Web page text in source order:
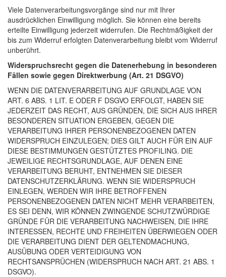
Viele Datenverarbeitungsvorgänge sind nur mit Ihrer
ausdrücklichen Einwilligung möglich. Sie können eine bereits
erteilte Einwilligung jederzeit widerrufen. Die Rechtmäßigkeit der
bis zum Widerruf erfolgten Datenverarbeitung bleibt vom Widerruf
unberührt.
Widerspruchsrecht gegen die Datenerhebung in besonderen
Fällen sowie gegen Direktwerbung (Art. 21 DSGVO)
WENN DIE DATENVERARBEITUNG AUF GRUNDLAGE VON
ART. 6 ABS. 1 LIT. E ODER F DSGVO ERFOLGT, HABEN SIE
JEDERZEIT DAS RECHT, AUS GRÜNDEN, DIE SICH AUS IHRER
BESONDEREN SITUATION ERGEBEN, GEGEN DIE
VERARBEITUNG IHRER PERSONENBEZOGENEN DATEN
WIDERSPRUCH EINZULEGEN; DIES GILT AUCH FÜR EIN AUF
DIESE BESTIMMUNGEN GESTÜTZTES PROFILING. DIE
JEWEILIGE RECHTSGRUNDLAGE, AUF DENEN EINE
VERARBEITUNG BERUHT, ENTNEHMEN SIE DIESER
DATENSCHUTZERKLÄRUNG. WENN SIE WIDERSPRUCH
EINLEGEN, WERDEN WIR IHRE BETROFFENEN
PERSONENBEZOGENEN DATEN NICHT MEHR VERARBEITEN,
ES SEI DENN, WIR KÖNNEN ZWINGENDE SCHUTZWÜRDIGE
GRÜNDE FÜR DIE VERARBEITUNG NACHWEISEN, DIE IHRE
INTERESSEN, RECHTE UND FREIHEITEN ÜBERWIEGEN ODER
DIE VERARBEITUNG DIENT DER GELTENDMACHUNG,
AUSÜBUNG ODER VERTEIDIGUNG VON
RECHTSANSPRÜCHEN (WIDERSPRUCH NACH ART. 21 ABS. 1
DSGVO).